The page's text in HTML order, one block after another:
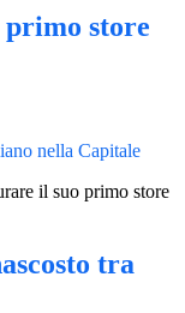
store
il suo primo store
tra